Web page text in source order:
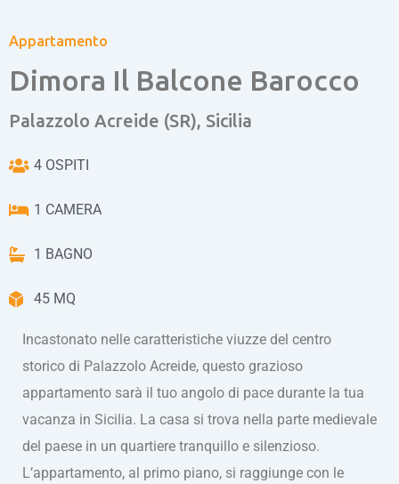
Appartamento
Dimora Il Balcone Barocco
Palazzolo Acreide (SR), Sicilia
4 OSPITI
1 CAMERA
1 BAGNO
45 MQ
Incastonato nelle caratteristiche viuzze del centro
storico di Palazzolo Acreide, questo grazioso
appartamento sarà il tuo angolo di pace durante la tua
vacanza in Sicilia. La casa si trova nella parte medievale
del paese in un quartiere tranquillo e silenzioso.
L’appartamento, al primo piano, si raggiunge con le